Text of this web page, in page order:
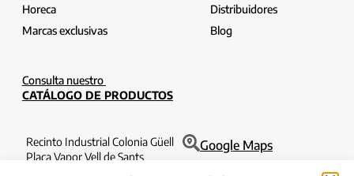
Horeca
Marcas exclusivas
Distribuidores
Blog
Consulta nuestro
CATÁLOGO DE PRODUCTOS
Recinto Industrial Colonia Güell
Plaça Vapor Vell de Sants
Google Maps